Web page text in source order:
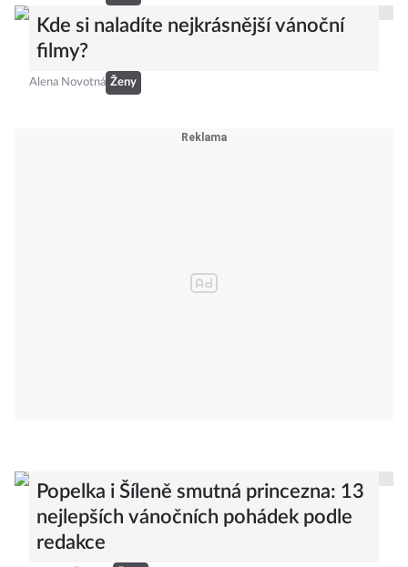
Kde si naladíte nejkrásnější vánoční
filmy?
Alena Novotná Ženy
Popelka i Šíleně smutná princezna: 13
nejlepších vánočních pohádek podle
redakce